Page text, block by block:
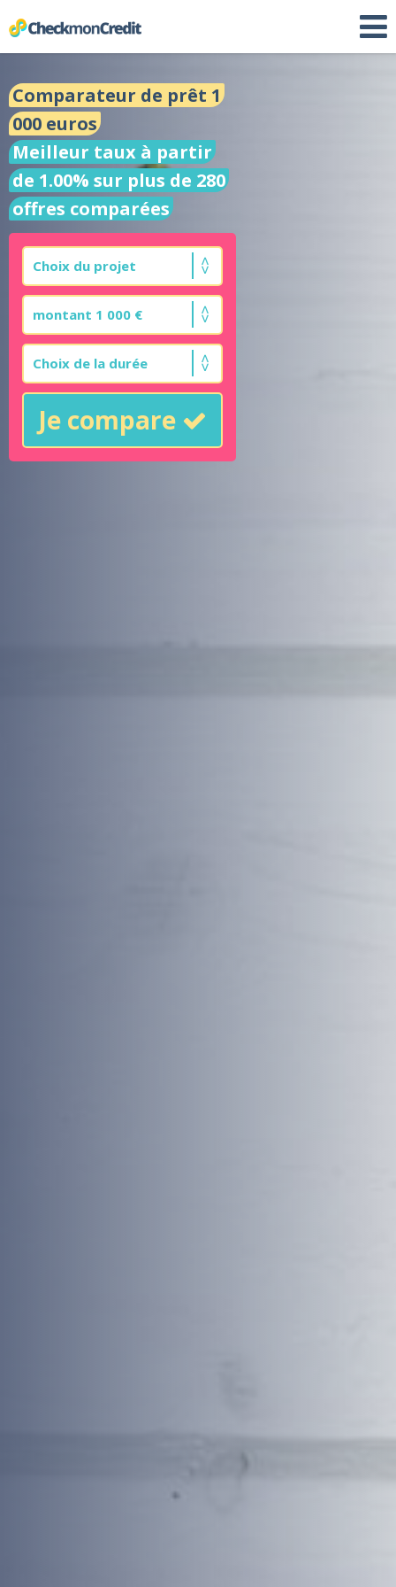
Comparateur de prêt 1
000 euros
Meilleur taux à partir
de 1.00% sur plus de 280
offres comparées
Je compare